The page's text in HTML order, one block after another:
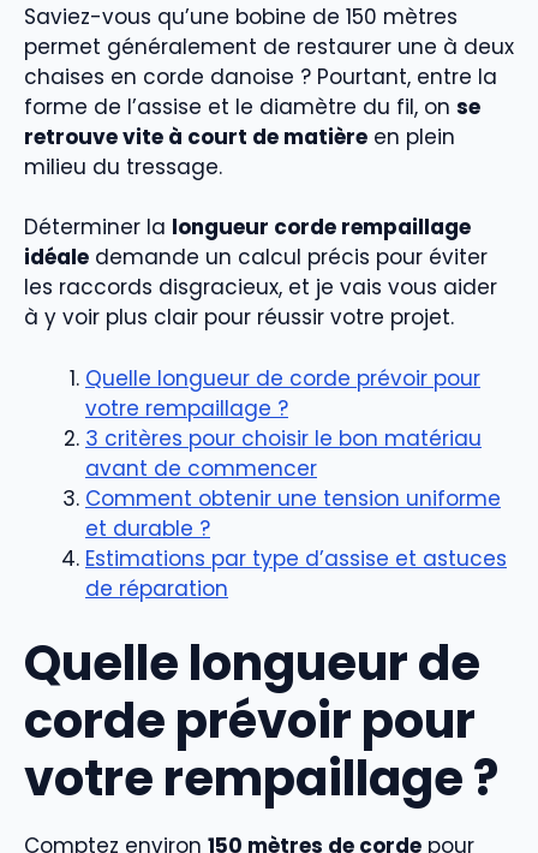
Saviez-vous qu’une bobine de 150 mètres
permet généralement de restaurer une à deux
chaises en corde danoise ? Pourtant, entre la
forme de l’assise et le diamètre du fil, on se
retrouve vite à court de matière en plein
milieu du tressage.
Déterminer la longueur corde rempaillage
idéale demande un calcul précis pour éviter
les raccords disgracieux, et je vais vous aider
à y voir plus clair pour réussir votre projet.
Quelle longueur de corde prévoir pour
votre rempaillage ?
3 critères pour choisir le bon matériau
avant de commencer
Comment obtenir une tension uniforme
et durable ?
Estimations par type d’assise et astuces
de réparation
Quelle longueur de
corde prévoir pour
votre rempaillage ?
Comptez environ 150 mètres de corde pour